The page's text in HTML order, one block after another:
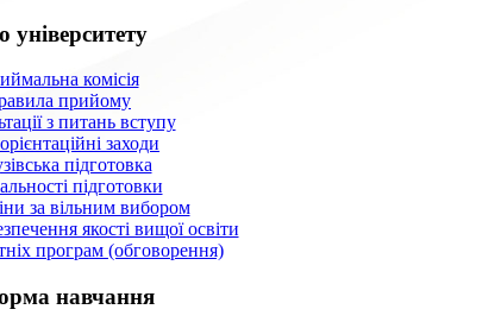
університету
комісія
прийому
з питань вступу
заходи
підготовка
підготовки
за вільним вибором
якості вищої освіти
програм (обговорення)
навчання